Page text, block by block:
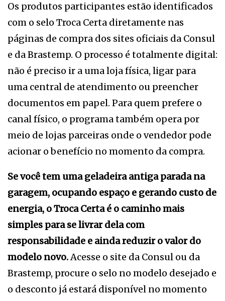
Os produtos participantes estão identificados
com o selo Troca Certa diretamente nas
páginas de compra dos sites oficiais da Consul
e da Brastemp. O processo é totalmente digital:
não é preciso ir a uma loja física, ligar para
uma central de atendimento ou preencher
documentos em papel. Para quem prefere o
canal físico, o programa também opera por
meio de lojas parceiras onde o vendedor pode
acionar o benefício no momento da compra.
Se você tem uma geladeira antiga parada na
garagem, ocupando espaço e gerando custo de
energia, o Troca Certa é o caminho mais
simples para se livrar dela com
responsabilidade e ainda reduzir o valor do
modelo novo.Acesse o site da Consul ou da
Brastemp, procure o selo no modelo desejado e
o desconto já estará disponível no momento